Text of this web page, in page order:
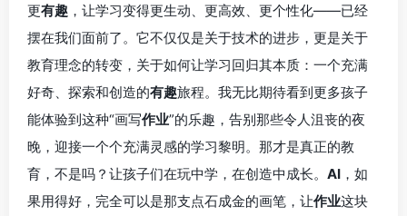
更有趣 ，让学习变得更生动、更高效、更个性化——已经
摆在我们面前了。它不仅仅是关于技术的进步，更是关于
教育理念的转变，关于如何让学习回归其本质：一个充满
好奇、探索和创造的有趣旅程。我无比期待看到更多孩子
能体验到这种“画写作业”的乐趣，告别那些令人沮丧的夜
晚，迎接一个个充满灵感的学习黎明。那才是真正的教
育，不是吗？让孩子们在玩中学，在创造中成长。 AI ，如
果用得好，完全可以是那支点石成金的画笔，让作业这块